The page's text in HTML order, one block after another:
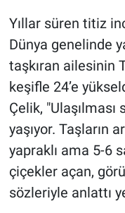
Yıllar süren titiz
Dünya genelinde
taşkıran ailesinin
keşifle 24’e
Çelik,
yaşıyor. Taşların
yapraklı ama 5-6
çiçekler açan,
sözleriyle anlattı